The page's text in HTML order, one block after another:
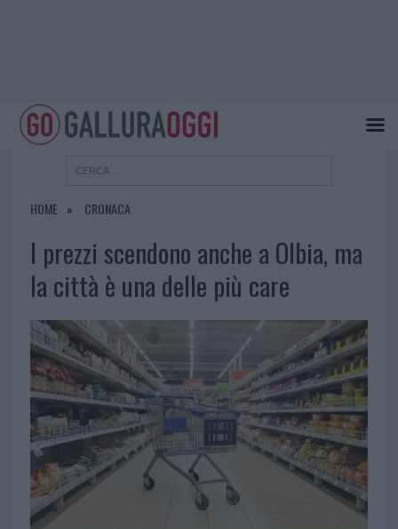
HOME CRONACA
I prezzi scendono anche a Olbia, ma
la città è una delle più care